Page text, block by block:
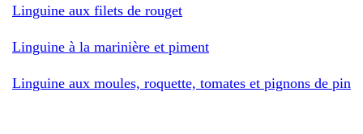
Linguine aux filets de rouget
Linguine à la marinière et piment
Linguine aux moules, roquette, tomates et pignons de pin